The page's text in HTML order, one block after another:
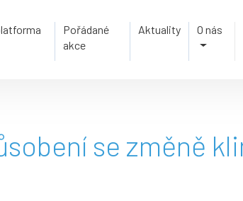
Pořádané
akce
Aktuality O nás
se změně